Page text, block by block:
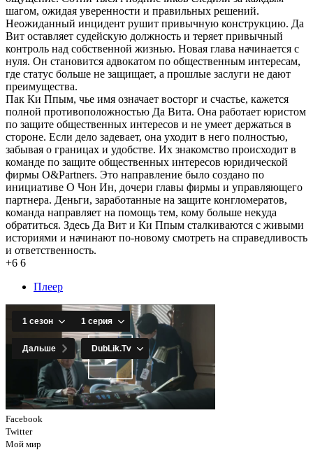
шагом, ожидая уверенности и правильных решений.
Неожиданный инцидент рушит привычную конструкцию. Да
Вит оставляет судейскую должность и теряет привычный
контроль над собственной жизнью. Новая глава начинается с
нуля. Он становится адвокатом по общественным интересам,
где статус больше не защищает, а прошлые заслуги не дают
преимущества.
Пак Ки Ппым, чье имя означает восторг и счастье, кажется
полной противоположностью Да Вита. Она работает юристом
по защите общественных интересов и не умеет держаться в
стороне. Если дело задевает, она уходит в него полностью,
забывая о границах и удобстве. Их знакомство происходит в
команде по защите общественных интересов юридической
фирмы O&Partners. Это направление было создано по
инициативе О Чон Ин, дочери главы фирмы и управляющего
партнера. Деньги, заработанные на защите конгломератов,
команда направляет на помощь тем, кому больше некуда
обратиться. Здесь Да Вит и Ки Ппым сталкиваются с живыми
историями и начинают по-новому смотреть на справедливость
и ответственность.
+6 6
Плеер
Facebook
Twitter
Мой мир